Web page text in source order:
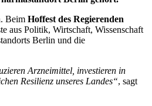
Beim Hoffest des Regierenden
aus Politik, Wirtschaft, Wissenschaft
Berlin und die
Arzneimittel, investieren in
Resilienz unseres Landes“, sagt